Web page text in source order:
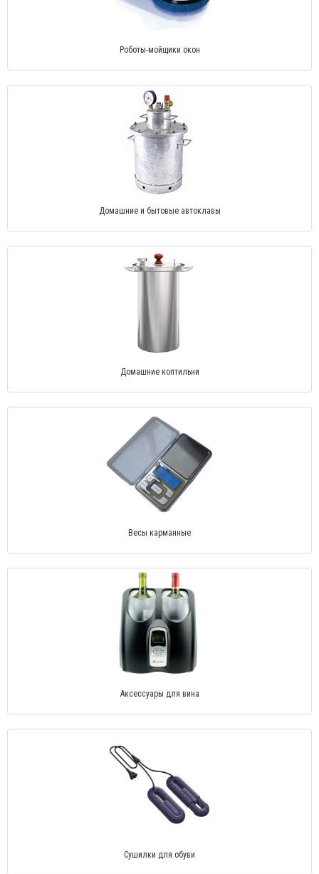
Роботы-мойщики окон
Домашние и бытовые автоклавы
Домашние коптильни
Весы карманные
Аксессуары для вина
Сушилки для обуви